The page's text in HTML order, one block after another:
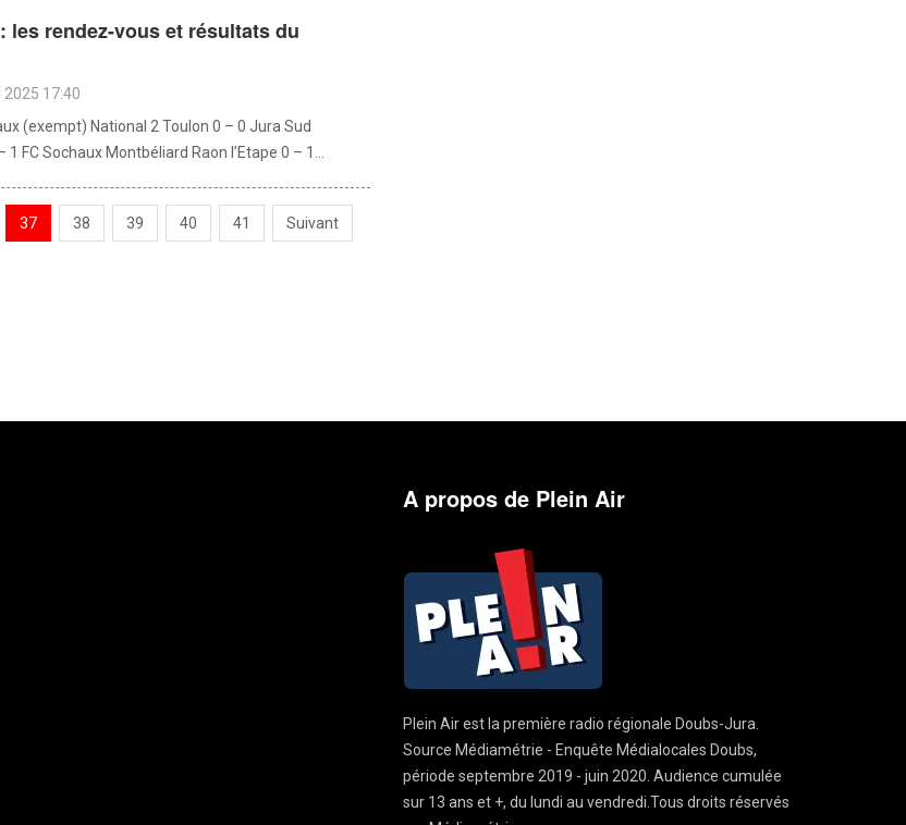
les rendez-vous et résultats du
17:40
(exempt) National 2 Toulon 0 – 0 Jura Sud
FC Sochaux Montbéliard Raon l’Etape 0 – 1...
37 38 39 40 41 Suivant
A propos de Plein Air
Plein Air est la première radio régionale Doubs-Jura.
Source Médiamétrie - Enquête Médialocales Doubs,
période septembre 2019 - juin 2020. Audience cumulée
sur 13 ans et +, du lundi au vendredi.Tous droits réservés